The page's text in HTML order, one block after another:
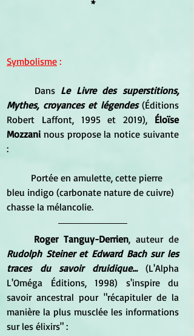
*
Symbolisme :
	Dans
Le Livre des superstitions,
Mythes, croyances et légendes (Éditions
Robert Laffont, 1995 et 2019), Éloïse
Mozzani nous propose la notice suivante
:
bleu indigo (carbonate nature de cuivre)
chasse la mélancolie.
Roger Tanguy-Derrien
Rudolph Steiner et Edward Bach sur les
traces du savoir druidique... (L'Alpha
L'Oméga Éditions, 1998) s'inspire du
savoir ancestral pour "récapituler de la
manière la plus musclée les informations
sur les élixirs" :